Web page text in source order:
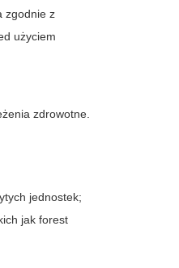
zgodnie z
użyciem
zdrowotne.
jednostek;
jakforest